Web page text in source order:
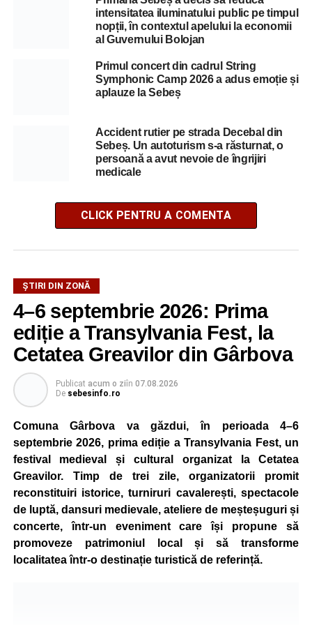
intensitatea iluminatului public pe timpul
nopții, în contextul apelului la economii
al Guvernului Bolojan
Primul concert din cadrul String
Symphonic Camp 2026 a adus emoție și
aplauze la Sebeș
Accident rutier pe strada Decebal din
Sebeș. Un autoturism s-a răsturnat, o
persoană a avut nevoie de îngrijiri
medicale
CLICK PENTRU A COMENTA
ȘTIRI DIN ZONĂ
4–6 septembrie 2026: Prima
ediție a Transylvania Fest, la
Cetatea Greavilor din Gârbova
Publicat acum o ziîn 07.08.2026
De sebesinfo.ro
Comuna Gârbova va găzdui, în perioada 4–6
septembrie 2026, prima ediție a Transylvania Fest, un
festival medieval și cultural organizat la Cetatea
Greavilor. Timp de trei zile, organizatorii promit
reconstituiri istorice, turniruri cavalerești, spectacole
de luptă, dansuri medievale, ateliere de meșteșuguri și
concerte, într-un eveniment care își propune să
promoveze patrimoniul local și să transforme
localitatea într-o destinație turistică de referință.